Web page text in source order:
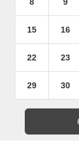
15 16
22 23
29 30